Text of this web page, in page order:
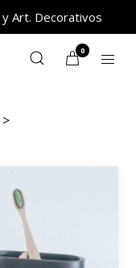
y Art. Decorativos
0